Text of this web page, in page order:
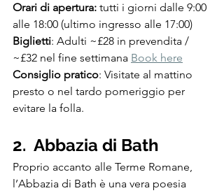
Orari di apertura: tutti i giorni dalle 9:00
alle 18:00 (ultimo ingresso alle 17:00)
Biglietti: Adulti ~£28 in prevendita /
~£32 nel fine settimana Book here
Consiglio pratico: Visitate al mattino
presto o nel tardo pomeriggio per
evitare la folla.
2.  Abbazia di Bath
Proprio accanto alle Terme Romane,
l’Abbazia di Bath è una vera poesia